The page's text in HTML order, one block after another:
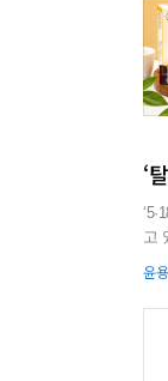
‘
고 있다. 10일 인공지능(AI) 데이터 테크기업 아이지에
논
윤